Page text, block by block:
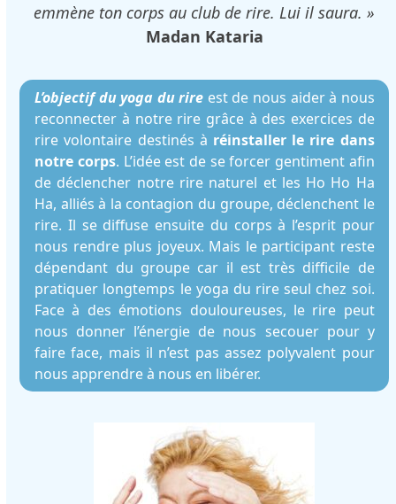
emmène ton corps au club de rire. Lui il saura. »
Madan Kataria
L’objectif du yoga du rire est de nous aider à nous
reconnecter à notre rire grâce à des exercices de
rire volontaire destinés à réinstaller le rire dans
notre corps. L’idée est de se forcer gentiment afin
de déclencher notre rire naturel et les Ho Ho Ha
Ha, alliés à la contagion du groupe, déclenchent le
rire. Il se diffuse ensuite du corps à l’esprit pour
nous rendre plus joyeux. Mais le participant reste
dépendant du groupe car il est très difficile de
pratiquer longtemps le yoga du rire seul chez soi.
Face à des émotions douloureuses, le rire peut
nous donner l’énergie de nous secouer pour y
faire face, mais il n’est pas assez polyvalent pour
nous apprendre à nous en libérer.